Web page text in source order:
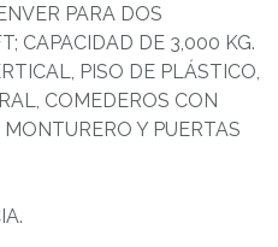
PARA DOS
CAPACIDAD DE 3,000 KG.
PISO DE PLÁSTICO,
COMEDEROS CON
Y PUERTAS